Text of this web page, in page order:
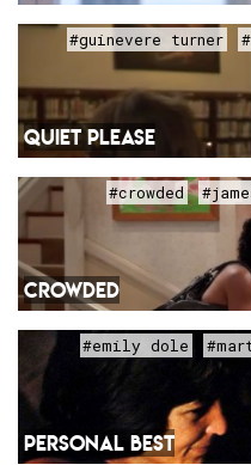
#guinevere turner
QUIET PLEASE
#crowded
CROWDED
#emily dole
PERSONAL BEST